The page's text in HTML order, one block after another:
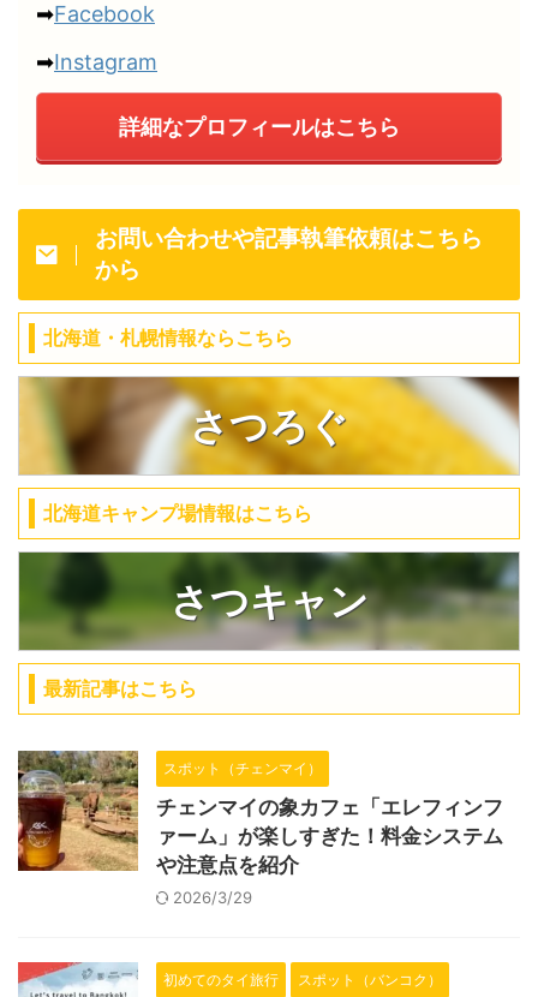
➡Facebook
➡Instagram
詳細なプロフィールはこちら
お問い合わせや記事執筆依頼はこちら
から
北海道・札幌情報ならこちら
さつろぐ
北海道キャンプ場情報はこちら
さつキャン
最新記事はこちら
スポット（チェンマイ）
チェンマイの象カフェ「エレフィンフ
ァーム」が楽しすぎた！料金システム
や注意点を紹介
2026/3/29
初めてのタイ旅行 スポット（バンコク）